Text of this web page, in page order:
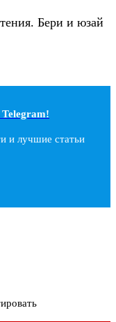
Бери и юзай
и лучшие статьи